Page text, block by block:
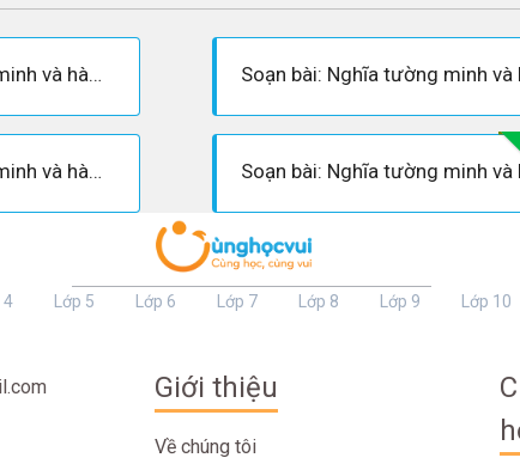
Soạn bài: Nghĩa tường minh và hàm ý
Soạn bài: Nghĩa tường minh và hàm ý
4 Lớp 5 Lớp 6 Lớp 7 Lớp 8 Lớp 9 Lớp 10
Giới thiệu
Về chúng tôi